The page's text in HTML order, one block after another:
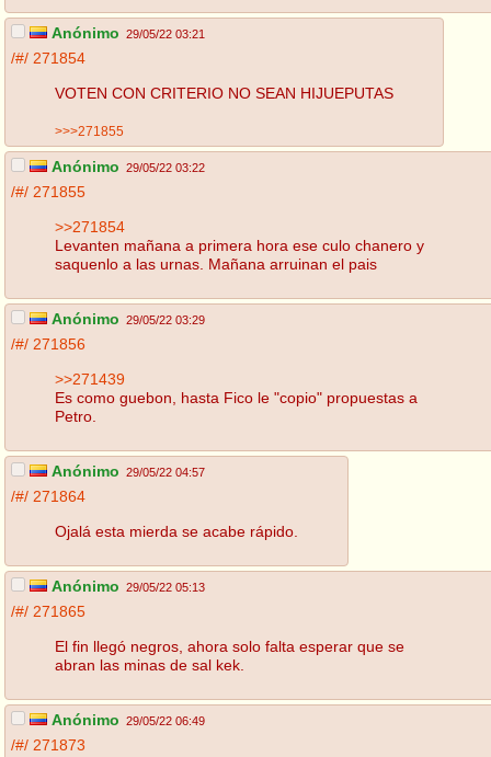
Anónimo 29/05/22 03:21
/#/ 271854
VOTEN CON CRITERIO NO SEAN HIJUEPUTAS
>>>271855
Anónimo 29/05/22 03:22
/#/ 271855
>>271854
Levanten mañana a primera hora ese culo chanero y
saquenlo a las urnas. Mañana arruinan el pais
Anónimo 29/05/22 03:29
/#/ 271856
>>271439
Es como guebon, hasta Fico le "copio" propuestas a
Petro.
Anónimo 29/05/22 04:57
/#/ 271864
Ojalá esta mierda se acabe rápido.
Anónimo 29/05/22 05:13
/#/ 271865
El fin llegó negros, ahora solo falta esperar que se
abran las minas de sal kek.
Anónimo 29/05/22 06:49
/#/ 271873